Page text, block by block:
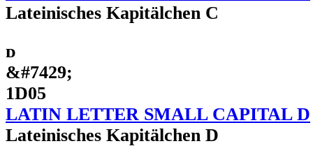
Lateinisches Kapitälchen C
ᴅ
&#7429;
1D05
LATIN LETTER SMALL CAPITAL D
Lateinisches Kapitälchen D